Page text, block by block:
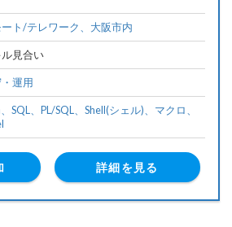
ート/テレワーク、 大阪市内
ル見合い
運用
SQL、 PL/SQL、 Shell(シェル)、 マクロ、
詳細を見る